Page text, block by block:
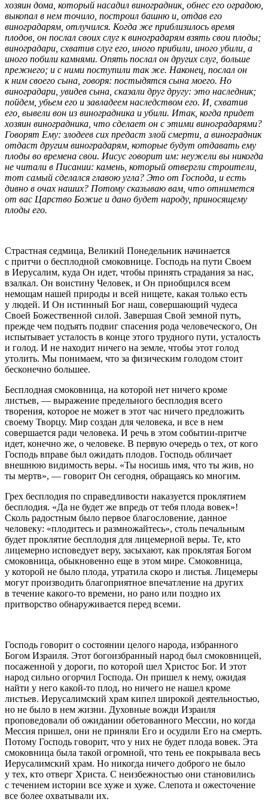
хозяин дома, который насадил виноградник, обнес его оградою,
выкопал в нем точило, построил башню и, отдав его
виноградарям, отлучился. Когда же приблизилось время
плодов, он послал своих слуг к виноградарям взять свои плоды;
виноградари, схватив слуг его, иного прибили, иного убили, а
иного побили камнями. Опять послал он других слуг, больше
прежнего; и с ними поступили так же. Наконец, послал он
к ним своего сына, говоря: постыдятся сына моего. Но
виноградари, увидев сына, сказали друг другу: это наследник;
пойдем, убьем его и завладеем наследством его. И, схватив
его, вывели вон из виноградника и убили. Итак, когда придет
хозяин виноградника, что сделает он с этими виноградарями?
Говорят Ему: злодеев сих предаст злой смерти, а виноградник
отдаст другим виноградарям, которые будут отдавать ему
плоды во времена свои. Иисус говорит им: неужели вы никогда
не читали в Писании: камень, который отвергли строители,
тот самый сделался главою угла? Это от Господа, и есть
дивно в очах наших? Потому сказываю вам, что отнимется
от вас Царство Божие и дано будет народу, приносящему
плоды его.
Страстная седмица, Великий Понедельник начинается
с притчи о бесплодной смоковнице. Господь на пути Своем
в Иерусалим, куда Он идет, чтобы принять страдания за нас,
взалкал. Он воистину Человек, и Он приобщился всем
немощам нашей природы и всей нищете, какая только есть
у людей. И Он истинный Бог наш, совершающий чудеса
Своей Божественной силой. Завершая Свой земной путь,
прежде чем подъять подвиг спасения рода человеческого, Он
испытывает усталость в конце этого трудного пути, усталость
и голод. И не находит ничего на земле, чтобы этот голод
утолить. Мы понимаем, что за физическим голодом стоит
бесконечно большее.
Бесплодная смоковница, на которой нет ничего кроме
листьев, — выражение предельного бесплодия всего
творения, которое не может в этот час ничего предложить
своему Творцу. Мир создан для человека, и все в нем
совершается ради человека. И речь в этом событии-притче
идет, конечно же, о человеке. В первую очередь о тех, от кого
Господь вправе был ожидать плодов. Господь обличает
внешнюю видимость веры. «Ты носишь имя, что ты жив, но
ты мертв», — говорит Он сегодня, обращаясь ко многим.
Грех бесплодия по справедливости наказуется проклятием
бесплодия. «Да не будет же впредь от тебя плода вовек»!
Сколь радостным было первое благословение, данное
человеку: «плодитесь и размножайтесь», столь печальным
будет проклятие бесплодия для лицемерной веры. Те, кто
лицемерно исповедует веру, засыхают, как проклятая Богом
смоковница, обыкновенно еще в этом мире. Смоковница,
у которой не было плода, утратила скоро и листья. Лицемеры
могут производить благоприятное впечатление на других
в течение какого-то времени, но рано или поздно их
притворство обнаруживается перед всеми.
Господь говорит о состоянии целого народа, избранного
Богом Израиля. Этот богоизбранный народ был смоковницей,
посаженной у дороги, по которой шел Христос Бог. И этот
народ сильно огорчил Господа. Он пришел к нему, ожидая
найти у него какой-то плод, но ничего не нашел кроме
листьев. Иерусалимский храм кипел широкой деятельностью,
но не было в нем жизни. Духовные вожди Израиля
проповедовали об ожидании обетованного Мессии, но когда
Мессия пришел, они не приняли Его и осудили Его на смерть.
Потому Господь говорит, что у них не будет плода вовек. Эта
смоковница была такой огромной, что тень ее покрывала весь
Иерусалимский храм. Но никогда ничего доброго не было
у тех, кто отверг Христа. С неизбежностью они становились
с течением истории все хуже и хуже. Слепота и ожесточение
все более охватывали их.